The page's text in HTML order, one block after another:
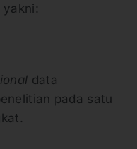
yakni:
data
pada satu